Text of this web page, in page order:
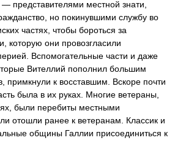
представителями местной знати,
но покинувшими службу во
частях, чтобы бороться за
которую они провозгласили
Вспомогательные части и даже
Вителлий пополнил большим
примкнули к восставшим. Вскоре почти
была в их руках. Многие ветераны,
были перебиты местными
отошли ранее к ветеранам. Классик и
общины Галлии присоединиться к